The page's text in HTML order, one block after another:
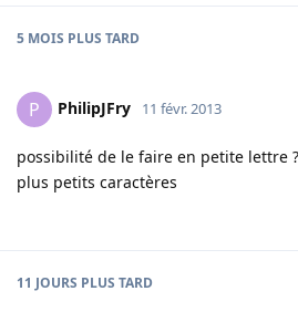
5 MOIS PLUS TARD
P PhilipJFry 11 févr. 2013
possibilité de le faire en petite lettre
plus petits caractères
11 JOURS PLUS TARD